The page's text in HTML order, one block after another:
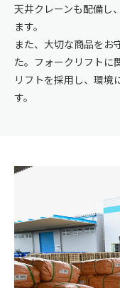
天井クレーンも配備し
ます。
また、大切な商品をお
た。フォークリフトに
リフトを採用し、環境
す。